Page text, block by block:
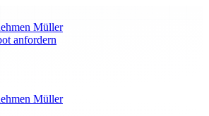
Müller
anfordern
Müller